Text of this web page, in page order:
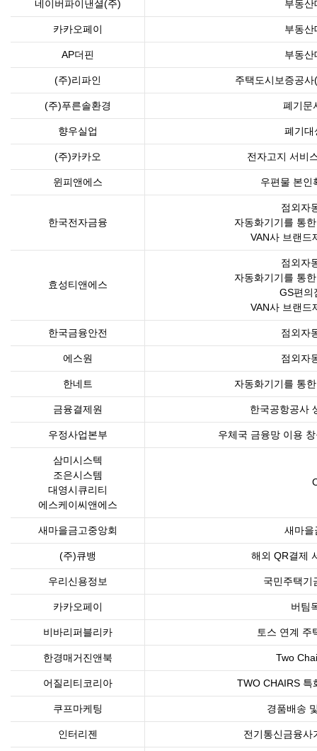
네이버파이낸셜(주) 부동산
카카오페이 부동산
AP더핀 부동산
(주)리파인 주택도시보증공
(주)푸른솔환경 폐기문
향우실업 폐기대
(주)카카오 전자고지 서비
윈피앤에스 우편물 본인
한국전자금융
점외자
자동화기기를 통
VAN사 브랜드
효성티앤에스
점외자
자동화기기를 통
GS편의
VAN사 브랜드
한국금융안전 점외자
에스원 점외자
한네트 자동화기기를 통
금융결제원 한국공항공사
우정사업본부 우체국 금융망 이용
삼미시스텍
조은시스템
대영시큐리티
에스케이씨앤에스
새마을금고중앙회 새마을
(주)큐뱅 해외 QR결제
우리신용정보 국민주택기
카카오페이 버팀
비바리퍼블리카 토스 연계 주
한경매거진앤북 Two
어질리티코리아 TWO CHAIRS 특
쿠프마케팅 경품배송
인터리젠 전기통신금융사